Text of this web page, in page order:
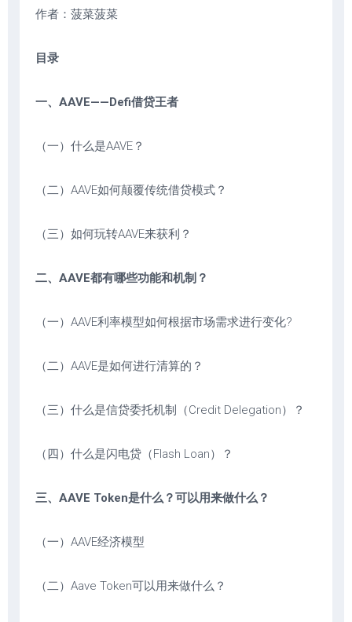
作者：菠菜菠菜
目录
一、AAVE——Defi借贷王者
（一）什么是AAVE？
（二）AAVE如何颠覆传统借贷模式？
（三）如何玩转AAVE来获利？
二、AAVE都有哪些功能和机制？
（一）AAVE利率模型如何根据市场需求进行变化?
（二）AAVE是如何进行清算的？
（三）什么是信贷委托机制（Credit Delegation）？
（四）什么是闪电贷（Flash Loan）？
三、AAVE Token是什么？可以用来做什么？
（一）AAVE经济模型
（二）Aave Token可以用来做什么？